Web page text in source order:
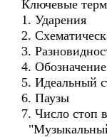
Ключевые
1. Ударения
2.
3.
4.
5. Идеальный
6. Паузы
7. Число стоп